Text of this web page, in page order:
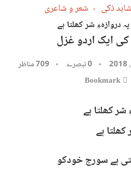
شاہد ذکی شعر و شاعری
شر کھلتا ہے
ایک اردو غزل
0 تبصرے 709مناظر
Bookmark
کھلتا ہے
ہے
ہے سورج خودکو